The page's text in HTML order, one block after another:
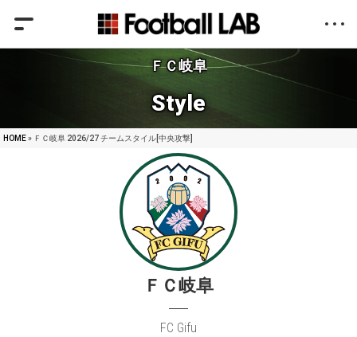
ＦＣ岐阜
Style
HOME» ＦＣ岐阜 2026/27 チームスタイル[中央攻撃]
ＦＣ岐阜
FC Gifu